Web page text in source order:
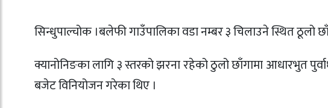
सिन्धुपाल्चोक ।बलेफी गाउँपालिका वडानम्बर३ चिलाउने स्थित ठूलो
क्यानोनिङका लागि ३ स्तरको झरना रहेको ठुलो छाँगामा आधारभुत
बजेट विनियोजन गरेका थिए ।